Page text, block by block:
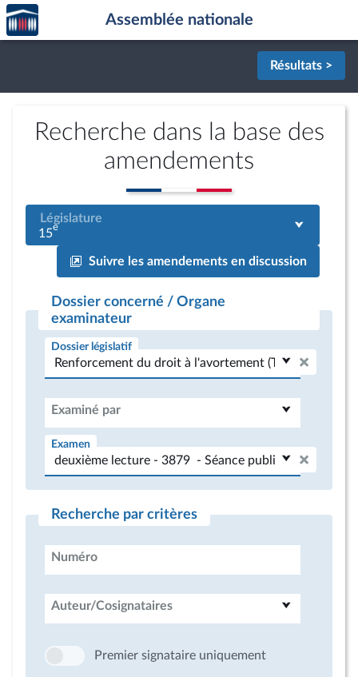
Aller au contenu
Aller en bas de la page
Accèder
à la
page
Assemblée nationale
Résultats >
Recherche dans la base des
amendements
Législature
15e
Suivre les amendements en discussion
Dossier concerné / Organe
examinateur
Dossier législatif
Examiné par
Examen
Recherche par critères
Numéro
Auteur/Cosignataires
Premier signataire uniquement